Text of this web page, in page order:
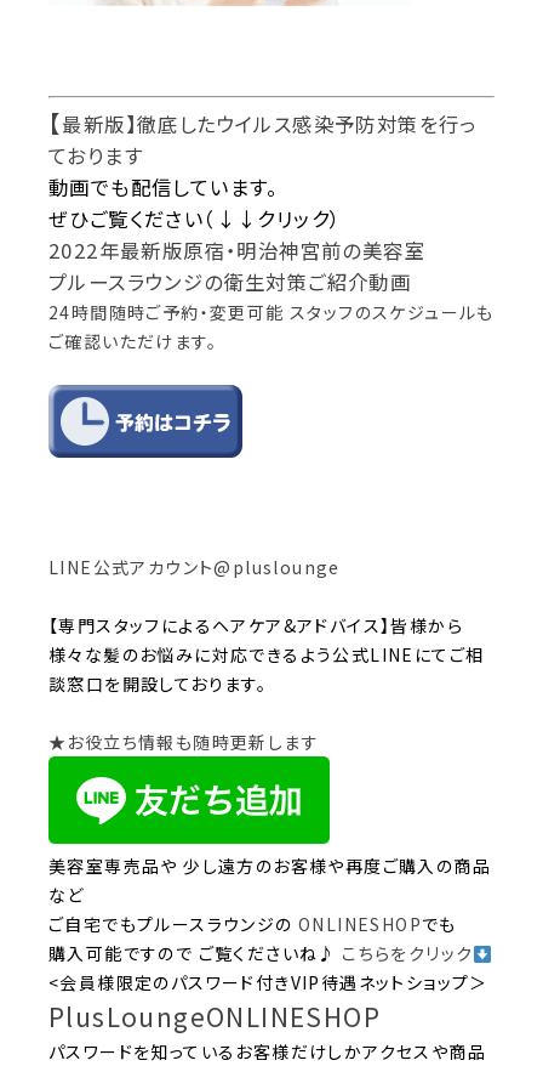
【最新版】徹底したウイルス感染予防対策を行っ
ております
動画でも配信しています。
ぜひご覧ください（↓↓クリック）
2022年最新版原宿・明治神宮前の美容室
プルースラウンジの衛生対策ご紹介動画
24時間随時ご予約・変更可能 スタッフのスケジュールも
ご確認いただけます。
LINE公式アカウント@pluslounge
【専門スタッフによるヘアケア&アドバイス】皆様から
様々な髪のお悩みに対応できるよう公式LINEにてご相
談窓口を開設しております。
★お役立ち情報も随時更新します
美容室専売品や 少し遠方のお客様や再度ご購入の商品
など
ご自宅でもプルースラウンジの ONLINESHOPでも
購入可能ですので ご覧くださいね♪ こちらをクリック
<会員様限定のパスワード付きVIP待遇ネットショップ＞
PlusLoungeONLINESHOP
パスワードを知っているお客様だけしかアクセスや商品